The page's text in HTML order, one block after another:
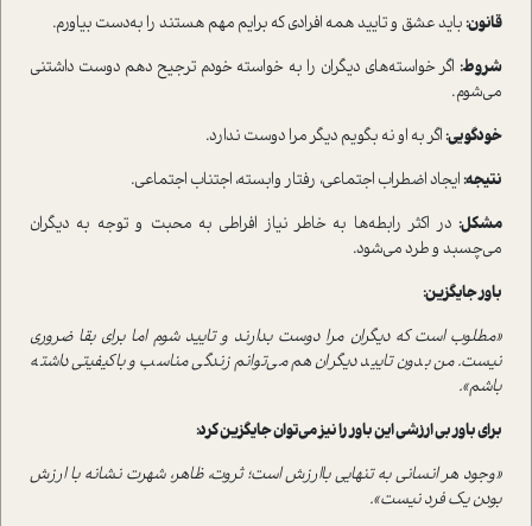
قانون:باید عشق و تایید همه افرادی که برایم مهم هستند را به‌دست بیاورم.
شروط: اگر خواسته‌های دیگران را به خواسته خودم ترجیح دهم دوست داشتنی
می‌شوم.
خودگویی:اگر به او نه بگویم دیگر مرا دوست ندارد.
نتیجه:ایجاد اضطراب اجتماعی، رفتار وابسته، اجتناب اجتماعی.
مشکل: در اکثر رابطه‌ها به خاطر نیاز افراطی به محبت و توجه به دیگران
می‌چسبد و طرد می‌شود.
باور جایگزین:
«مطلوب است که دیگران مرا دوست بدارند و تایید شوم اما برای بقا ضروری
نیست. من بدون تایید دیگران هم می‌توانم زندگی مناسب و باکیفیتی داشته
باشم».
برای باور بی ارزشی این باور را نیز می‌توان جایگزین کرد:
«وجود هر انسانی به تنهایی باارزش است؛ ثروت، ظاهر، شهرت نشانه با ارزش
بودن یک فرد نیست».